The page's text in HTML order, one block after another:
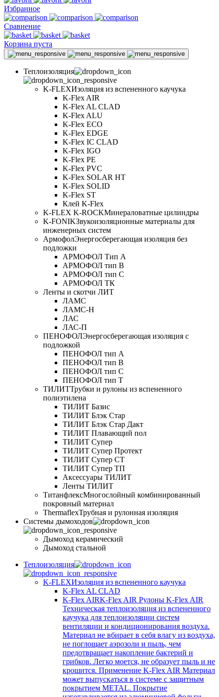
Избранное
Сравнение
Корзина пуста
Теплоизоляция
K-FLEXИзоляция из вспененного каучука
K-Flex AIR
K-Flex AL CLAD
K-Flex ALU
K-Flex ECO
K-Flex EDGE
K-Flex IC CLAD
K-Flex IGO
K-Flex PE
K-Flex PVC
K-Flex SOLAR HT
K-Flex SOLID
K-Flex ST
Клей K-Flex
K-FLEX K-ROCKМинераловатные цилиндры
K-FONIKЗвукоизоляционные материалы для
инженерных систем
АрмофолЭнергосберегающая изоляция без
подложки
АРМОФОЛ Тип А
АРМОФОЛ тип В
АРМОФОЛ тип C
АРМОФОЛ ТК
Ленты и скотчи ЛИТ
ЛАМС
ЛАМС-Н
ЛАС
ЛАС-П
ПЕНОФОЛЭнергосберегающая изоляция с
подложкой
ПЕНОФОЛ тип А
ПЕНОФОЛ тип B
ПЕНОФОЛ тип C
ПЕНОФОЛ тип T
ТИЛИТТрубки и рулоны из вспененного
полиэтилена
ТИЛИТ Базис
ТИЛИТ Блэк Стар
ТИЛИТ Блэк Стар Дакт
ТИЛИТ Плавающий пол
ТИЛИТ Супер
ТИЛИТ Супер Протект
ТИЛИТ Супер СТ
ТИЛИТ Супер ТП
Аксессуары ТИЛИТ
Ленты ТИЛИТ
ТитанфлексМногослойный комбинированный
покровный материал
ThermaflexТрубная и рулонная изоляция
Cистемы дымоходов
Дымоход керамический
Дымоход стальной
Теплоизоляция
K-FLEXИзоляция из вспененного каучука
K-Flex AL CLAD
K-Flex AIRK-Flex AIR Рулоны K-Flex AIR
Техническая теплоизоляция из вспененного
каучука для теплоизоляции систем
вентиляции и кондиционирования воздуха.
Материал не вбирает в себя влагу из воздуха,
не поглощает аэрозоли и пыль, чем
предотвращает накопление бактерий и
грибков. Легко моется, не образует пыль и не
крошится. Применение K-Flex AIR Материал
может выпускаться в системе c защитным
покрытием METAL. Покрытие